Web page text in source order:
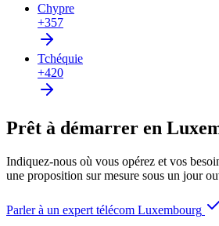
Chypre
+357
Tchéquie
+420
Prêt à démarrer en
Indiquez-nous où vous opérez et vos
une proposition sur mesure sous un jour
Parler à un expert télécom Luxembourg